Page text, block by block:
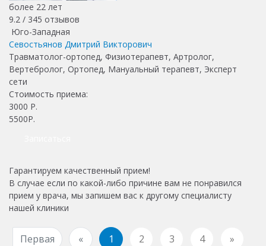
более 22 лет
9.2 / 345 отзывов
Юго-Западная
Севостьянов Дмитрий Викторович
Травматолог-ортопед, Физиотерапевт, Артролог,
Вертебролог, Ортопед, Мануальный терапевт, Эксперт
сети
Стоимость приема:
3000 Р.
5500Р.
Гарантируем качественный прием!
В случае если по какой-либо причине вам не понравился
прием у врача, мы запишем вас к другому специалисту
нашей клиники
Первая « 1 2 3 4 »